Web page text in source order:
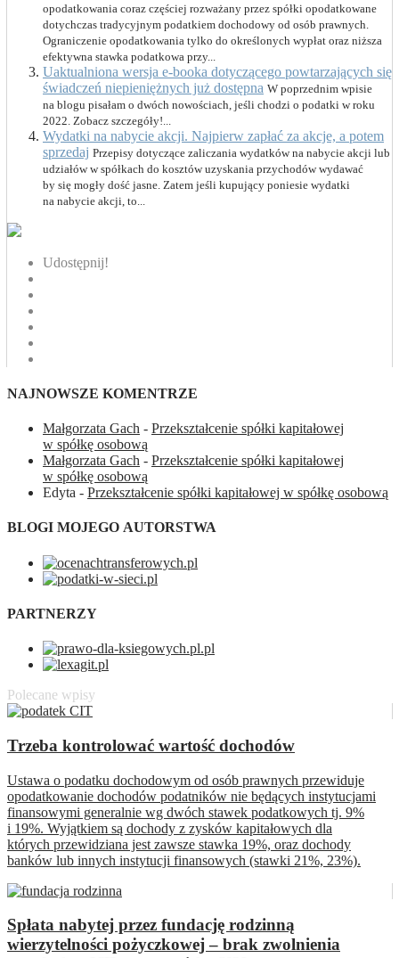
opodatkowania coraz częściej rozważany przez spółki opodatkowane
dotychczas tradycyjnym podatkiem dochodowy od osób prawnych.
Ograniczenie opodatkowania tylko do określonych wypłat oraz niższa
efektywna stawka podatkowa przy...
Uaktualniona wersja e-booka dotyczącego powtarzających się
świadczeń niepieniężnych już dostępna W poprzednim wpisie
na blogu pisałam o dwóch nowościach, jeśli chodzi o podatki w roku
2022. Zobacz szczegóły!...
Wydatki na nabycie akcji. Najpierw zapłać za akcje, a potem
sprzedaj Przepisy dotyczące zaliczania wydatków na nabycie akcji lub
udziałów w spółkach do kosztów uzyskania przychodów wydawać
by się mogły dość jasne. Zatem jeśli kupujący poniesie wydatki
na nabycie akcji, to...
Udostępnij!
NAJNOWSZE KOMENTRZE
Małgorzata Gach - Przekształcenie spółki kapitałowej
w spółkę osobową
Małgorzata Gach - Przekształcenie spółki kapitałowej
w spółkę osobową
Edyta - Przekształcenie spółki kapitałowej w spółkę osobową
BLOGI MOJEGO AUTORSTWA
PARTNERZY
Polecane wpisy
Trzeba kontrolować wartość dochodów
Ustawa o podatku dochodowym od osób prawnych przewiduje
opodatkowanie dochodów podatników nie będących instytucjami
finansowymi generalnie wg dwóch stawek podatkowych tj. 9%
i 19%. Wyjątkiem są dochody z zysków kapitałowych dla
których przewidziana jest zawsze stawka 19%, oraz dochody
banków lub innych instytucji finansowych (stawki 21%, 23%).
Spłata nabytej przez fundację rodzinną
wierzytelności pożyczkowej – brak zwolnienia